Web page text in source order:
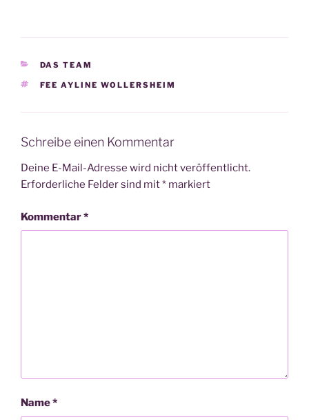
KATEGORIEN
DAS TEAM
SCHLAGWÖRTER
FEE AYLINE WOLLERSHEIM
Schreibe einen Kommentar
Deine E-Mail-Adresse wird nicht veröffentlicht.
Erforderliche Felder sind mit* markiert
Kommentar*
Name*